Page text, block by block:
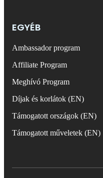
EGYÉB
Ambassador program
Affiliate Program
Meghívó Program
Díjak és korlátok (EN)
Támogatott országok (EN)
Támogatott műveletek (EN)